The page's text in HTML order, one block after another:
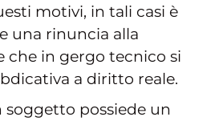
motivi, in tali casi è
una rinuncia alla
che in gergo tecnico si
a diritto reale.
soggetto possiede un